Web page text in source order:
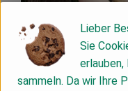
Info
Mahlitzscher Porree/
Allroundtalent nichr nur
Lieber
Sie
sammeln. Da wir Ihre